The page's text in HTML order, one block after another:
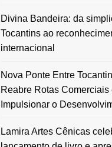
Divina Bandeira: da
Tocantins ao
internacional
Nova Ponte Entre
Reabre Rotas Comerciais
Impulsionar o
Lamira Artes Cênicas